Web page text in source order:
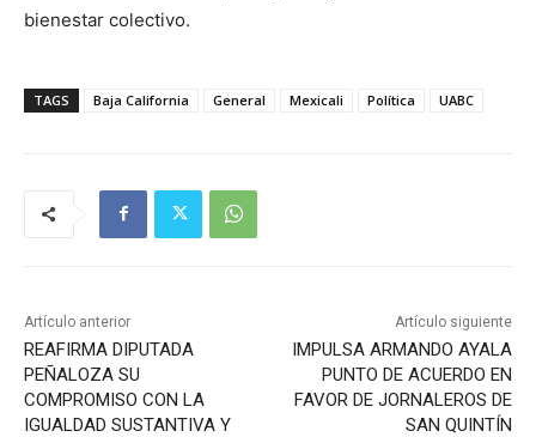
bienestar colectivo.
TAGS Baja California General Mexicali Política UABC
Artículo anterior
REAFIRMA DIPUTADA
PEÑALOZA SU
COMPROMISO CON LA
IGUALDAD SUSTANTIVA Y
Artículo siguiente
IMPULSA ARMANDO AYALA
PUNTO DE ACUERDO EN
FAVOR DE JORNALEROS DE
SAN QUINTÍN